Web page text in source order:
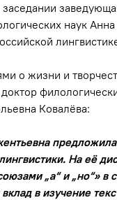
наук
о жизни и
Ковалёва:
На её
„а“ и „но“»
в изучение